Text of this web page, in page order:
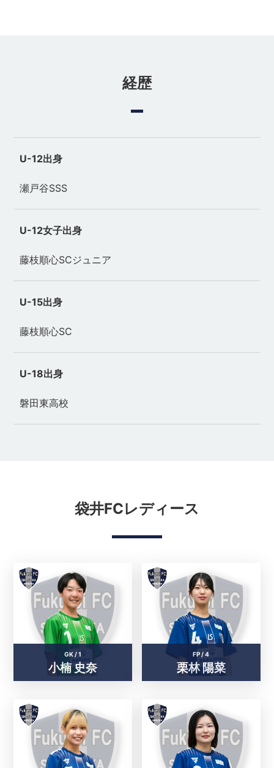
経歴
U-12出身
瀬戸谷SSS
U-12女子出身
藤枝順心SCジュニア
U-15出身
藤枝順心SC
U-18出身
磐田東高校
袋井FCレディース
GK /1
小楠 史奈
FP /4
栗林 陽菜